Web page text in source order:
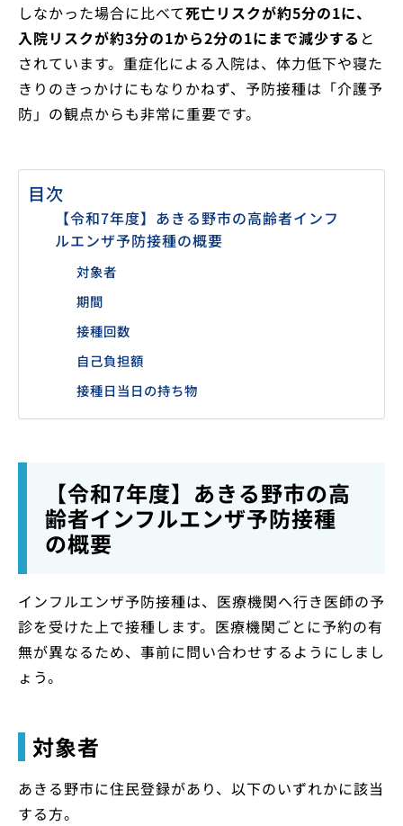
しなかった場合に比べて死亡リスクが約5分の1に、
入院リスクが約3分の1から2分の1にまで減少する と
されています。重症化による入院は、体力低下や寝た
きりのきっかけにもなりかねず、予防接種は「介護予
防」の観点からも非常に重要です。
目次
【令和7年度】あきる野市の高齢者インフ
ルエンザ予防接種の概要
対象者
期間
接種回数
自己負担額
接種日当日の持ち物
【令和7年度】あきる野市の高
齢者インフルエンザ予防接種
の概要
インフルエンザ予防接種は、医療機関へ行き医師の予
診を受けた上で接種します。医療機関ごとに予約の有
無が異なるため、事前に問い合わせするようにしまし
ょう。
対象者
あきる野市に住民登録があり、以下のいずれかに該当
する方。